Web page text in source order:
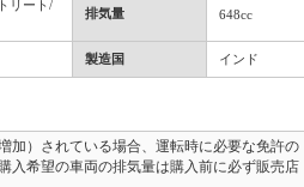
リート/
排気量 648cc
製造国 インド
加）されている場合、運転時に必要な免許の
入希望の車両の排気量は購入前に必ず販売店